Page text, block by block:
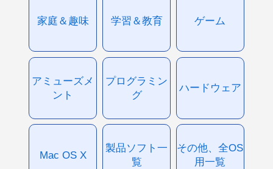
家庭＆趣味 学習＆教育 ゲーム
アミューズメ
ント
プログラミン
グ
ハードウェア
Mac OS X
製品ソフト一
覧
その他、全OS
用一覧